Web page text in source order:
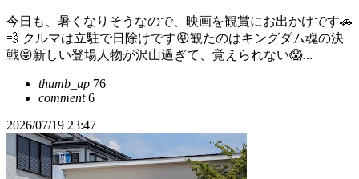
今日も、暑くなりそうなので、映画を観賞にお出かけです🚗
💨 クルマは立駐で日除けです😝観たのはキングダム魂の決
戦😝新しい登場人物が沢山過ぎて、覚えられない😱...
thumb_up 76
comment6
2026/07/19 23:47